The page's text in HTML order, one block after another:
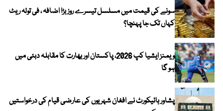
سونے کی قیمت میں مسلسل تیسرے روز بڑا اضافہ ، فی تولہ ریٹ
کہاں تک جا پہنچا؟
ویمنز ایشیا کپ 2026، پاکستان اور بھارت کا مقابلہ دبئی میں
ہو گا
پشاور ہائیکورٹ نے افغان شہریوں کی عارضی قیام کی درخواستیں